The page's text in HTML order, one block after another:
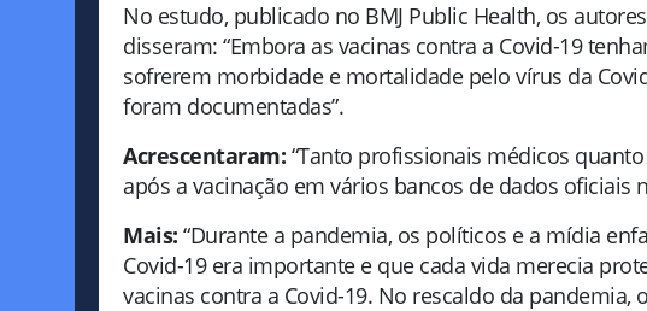
No estudo, publicado no BMJ Public Health, os
disseram: “Embora as vacinas contra a Covid-19
sofrerem morbidade e mortalidade pelo vírus da
foram documentadas”.
Acrescentaram: “Tanto profissionais médicos
após a vacinação em vários bancos de dados oficiais
Mais: “Durante a pandemia, os políticos e a mídia
Covid-19 era importante e que cada vida merecia
vacinas contra a Covid-19. No rescaldo da pandemia,